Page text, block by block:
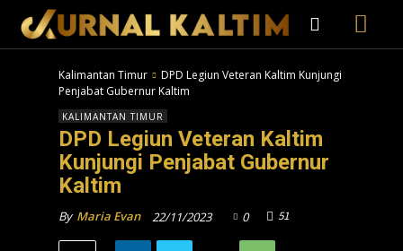
Kalimantan Timur
DPD Legiun Veteran Kaltim Kunjungi
Penjabat Gubernur Kaltim
KALIMANTAN TIMUR
DPD Legiun Veteran Kaltim
Kunjungi Penjabat Gubernur
Kaltim
By Maria Evan 22/11/2023 0 51